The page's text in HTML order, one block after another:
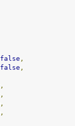
false ,
false ,
,
,
,
,